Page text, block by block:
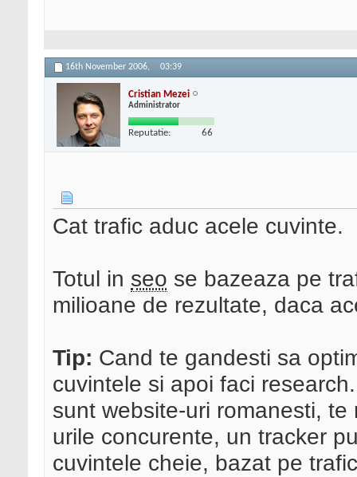
16th November 2006, 03:39
Cristian Mezei
Administrator
Reputatie: 66
Cat trafic aduc acele cuvinte.
Totul in seo se bazeaza pe
milioane de rezultate, daca
Tip: Cand te gandesti sa
cuvintele si apoi faci
sunt website-uri romanesti,
urile concurente, un tracker
cuvintele cheie, bazat pe